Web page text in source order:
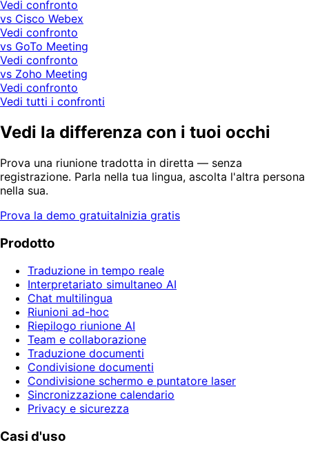
Vedi confronto
vs Cisco Webex
Vedi confronto
vs GoTo Meeting
Vedi confronto
vs Zoho Meeting
Vedi confronto
Vedi tutti i confronti
Vedi la differenza con i tuoi occhi
Prova una riunione tradotta in diretta — senza
registrazione. Parla nella tua lingua, ascolta l'altra persona
nella sua.
Prova la demo gratuitaInizia gratis
Prodotto
Traduzione in tempo reale
Interpretariato simultaneo AI
Chat multilingua
Riunioni ad-hoc
Riepilogo riunione AI
Team e collaborazione
Traduzione documenti
Condivisione documenti
Condivisione schermo e puntatore laser
Sincronizzazione calendario
Privacy e sicurezza
Casi d'uso